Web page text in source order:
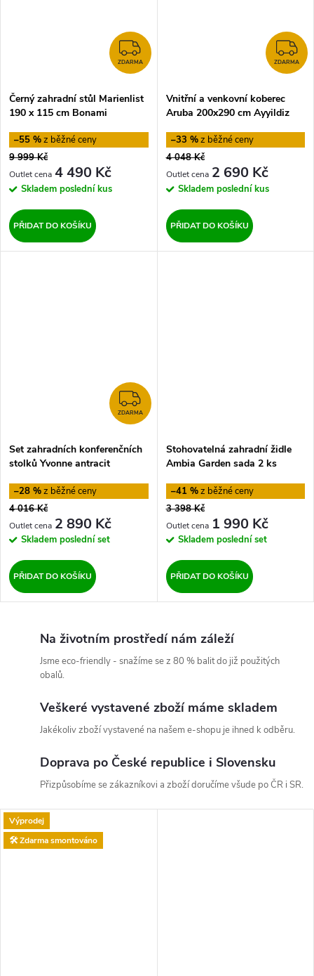
ZDARMA
ZDARMA
Černý zahradní stůl Marienlist
190 x 115 cm Bonami
–55 %
9 999 Kč
4 490 Kč
Skladem poslední kus
PŘIDAT DO KOŠÍKU
ZDARMA
Vnitřní a venkovní koberec
Aruba 200x290 cm Ayyildiz
–33 %
4 048 Kč
2 690 Kč
Skladem poslední kus
PŘIDAT DO KOŠÍKU
ZDARMA
ZDARMA
Set zahradních konferenčních
stolků Yvonne antracit
–28 %
4 016 Kč
2 890 Kč
Skladem poslední set
PŘIDAT DO KOŠÍKU
Stohovatelná zahradní židle
Ambia Garden sada 2 ks
–41 %
3 398 Kč
1 990 Kč
Skladem poslední set
PŘIDAT DO KOŠÍKU
Na životním prostředí nám záleží
Jsme eco-friendly - snažíme se z 80 % balit do již použitých
obalů.
Veškeré vystavené zboží máme skladem
Jakékoliv zboží vystavené na našem e-shopu je ihned k odběru.
Doprava po České republice i Slovensku
Přizpůsobíme se zákazníkovi a zboží doručíme všude po ČR i SR.
Výprodej
🛠️ Zdarma smontováno